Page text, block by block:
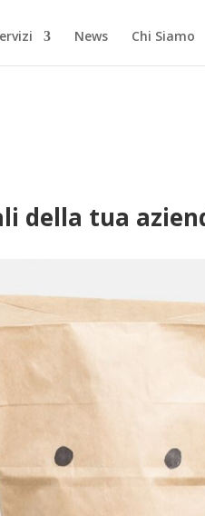
News Chi Siamo
della tua